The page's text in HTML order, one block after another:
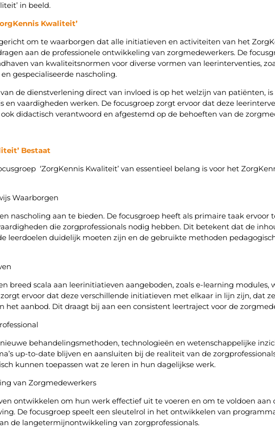
in beeld.
Kwaliteit’
om te waarborgen dat alle initiatieven en activiteiten van het
aan de professionele ontwikkeling van zorgmedewerkers. De
van kwaliteitsnormen voor diverse vormen van leerinterventies,
gespecialiseerde nascholing.
de dienstverlening direct van invloed is op het welzijn van patiënten,
en vaardigheden werken. De focusgroep zorgt ervoor dat deze
didactisch verantwoord en afgestemd op de behoeften van de
Bestaat
‘ZorgKennis Kwaliteit’ van essentieel belang is voor het
Waarborgen
nascholing aan te bieden. De focusgroep heeft als primaire taak ervoor
die zorgprofessionals nodig hebben. Dit betekent dat de
leerdoelen duidelijk moeten zijn en de gebruikte methoden
breed scala aan leerinitiatieven aangeboden, zoals e-learning modules,
ervoor dat deze verschillende initiatieven met elkaar in lijn zijn, dat
aanbod. Dit draagt bij aan een consistent leertraject voor de
behandelingsmethoden, technologieën en wetenschappelijke
up-to-date blijven en aansluiten bij de realiteit van de
kunnen toepassen wat ze leren in hun dagelijkse werk.
van Zorgmedewerkers
ontwikkelen om hun werk effectief uit te voeren en om te voldoen aan
De focusgroep speelt een sleutelrol in het ontwikkelen van
de langetermijnontwikkeling van zorgprofessionals.